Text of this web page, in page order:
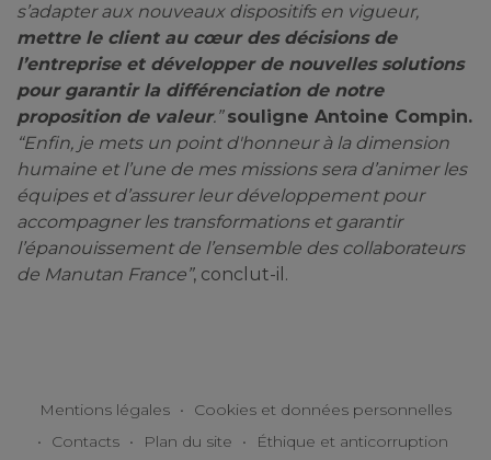
s’adapter aux nouveaux dispositifs en vigueur,
mettre le client au cœur des décisions de
l’entreprise et développer de nouvelles solutions
pour garantir la différenciation de notre
proposition de valeur.”souligne Antoine Compin.
“Enfin, je mets un point d'honneur à la dimension
humaine et l’une de mes missions sera d’animer les
équipes et d’assurer leur développement pour
accompagner les transformations et garantir
l’épanouissement de l’ensemble des collaborateurs
de Manutan France”, conclut-il.
Mentions légales •
Cookies et données personnelles
•
Contacts • Plan du site • Éthique et anticorruption